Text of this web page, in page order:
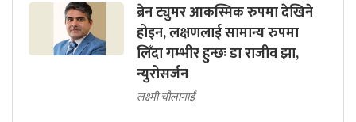
ब्रेन ट्युमर आकस्मिक रुपमा देखिने
होइन, लक्षणलाई सामान्य रुपमा
लिँदा गम्भीर हुन्छः डा राजीव झा,
न्युरोसर्जन
लक्ष्मी चौलागाईं